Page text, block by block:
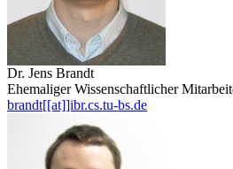
Dr. Jens Brandt
Ehemaliger Wissenschaftlicher
brandt[[at]]ibr.cs.tu-bs.de